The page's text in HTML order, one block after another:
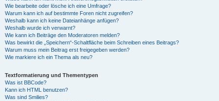
Wie bearbeite oder lösche ich eine Umfrage?
Warum kann ich auf bestimmte Foren nicht zugreifen?
Weshalb kann ich keine Dateianhänge anfügen?
Weshalb wurde ich verwarnt?
Wie kann ich Beiträge den Moderatoren melden?
Was bewirkt die „Speichern“-Schaltfläche beim Schreiben eines Beitrags?
Warum muss mein Beitrag erst freigegeben werden?
Wie markiere ich ein Thema als neu?
Textformatierung und Thementypen
Was ist BBCode?
Kann ich HTML benutzen?
Was sind Smilies?